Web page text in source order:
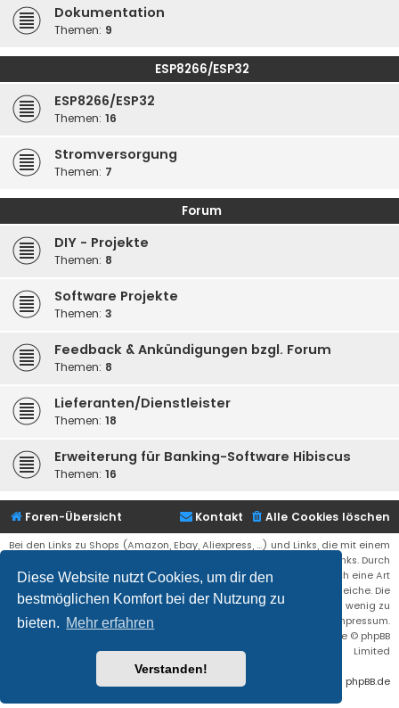
Diese Website nutzt Cookies, um dir den
bestmöglichen Komfort bei der Nutzung zu
bieten. Mehr erfahren
Verstanden!
Dokumentation
Themen: 9
ESP8266/ESP32
ESP8266/ESP32
Themen: 16
Stromversorgung
Themen: 7
Forum
DIY - Projekte
Themen: 8
Software Projekte
Themen: 3
Feedback & Ankündigungen bzgl. Forum
Themen: 8
Lieferanten/Dienstleister
Themen: 18
Erweiterung für Banking-Software Hibiscus
Themen: 16
Foren-Übersicht Alle Cookies löschen
Kontakt
Bei den Links zu Shops (Amazon, Ebay, Aliexpress, ...) und Links, die mit einem
Stern (*) markiert sind, kann es sich um sogenannte Affiliate Links. Durch
den Kauf eines Produktes über einen Affiliate Link erhälte ich eine Art
Umsatzbeteiligung gutgeschrieben. Für euch bleibt der Preis der gleiche. Die
Einnahmen helfen die Hostgebühren für diese Webseite ein wenig zu
reduzieren. Siehe auch das Impressum.
® Forum Software © phpBB
Limited
Deutsche Übersetzung durch phpBB.de